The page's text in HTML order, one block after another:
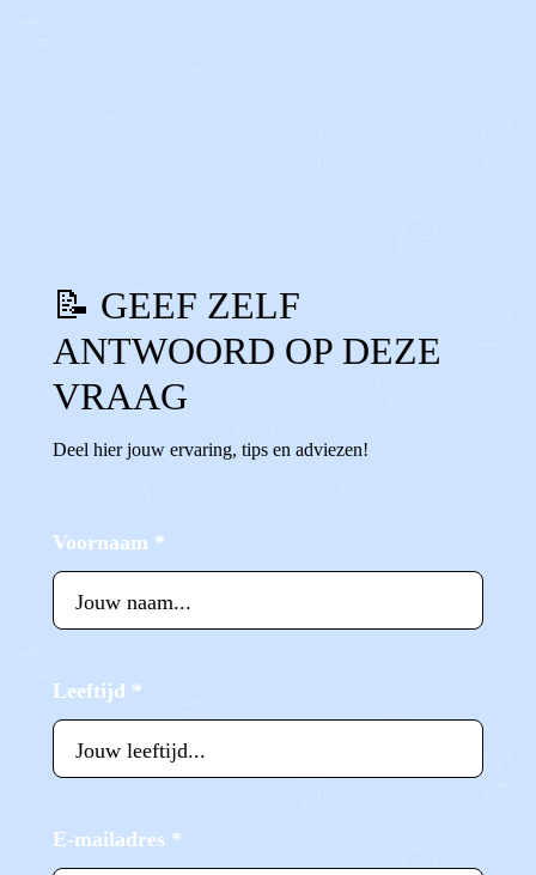
📝 GEEF ZELF
ANTWOORD OP DEZE
VRAAG
Deel hier jouw ervaring, tips en adviezen!
Voornaam *
Leeftijd *
E-mailadres *